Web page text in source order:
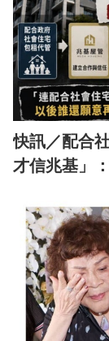
快訊／配合
才信兆基」